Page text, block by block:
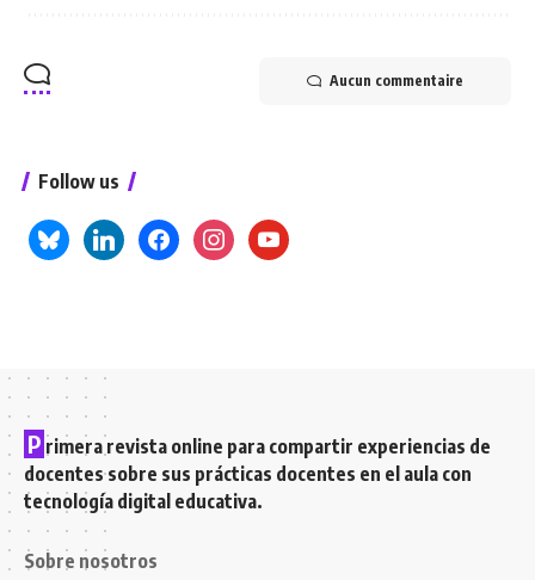
Aucun commentaire
Follow us
blueskylinkedinfacebookinstagramyoutube
P rimera revista online para compartir experiencias de
docentes sobre sus prácticas docentes en el aula con
tecnología digital educativa.
Sobre nosotros